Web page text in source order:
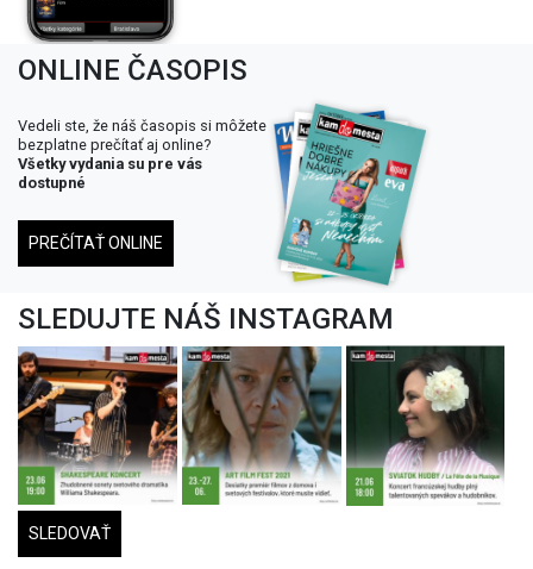
ONLINE ČASOPIS
Vedeli ste, že náš časopis si môžete
bezplatne prečítať aj online?
Všetky vydania su pre vás
dostupné
PREČÍTAŤ ONLINE
SLEDUJTE NÁŠ INSTAGRAM
SLEDOVAŤ